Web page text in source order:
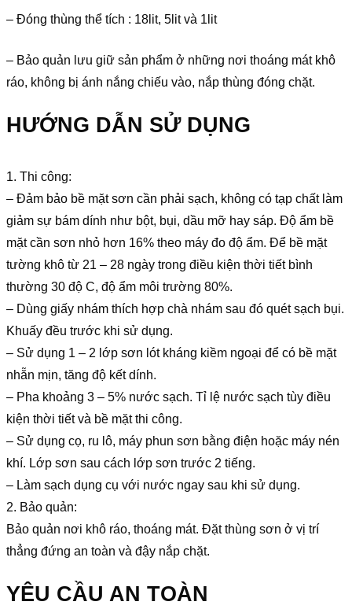
– Đóng thùng thể tích : 18lit, 5lit và 1lit
– Bảo quản lưu giữ sản phẩm ở những nơi thoáng mát khô
ráo, không bị ánh nắng chiếu vào, nắp thùng đóng chặt.
HƯỚNG DẪN SỬ DỤNG
1. Thi công:
– Đảm bảo bề mặt sơn cần phải sạch, không có tạp chất làm
giảm sự bám dính như bột, bụi, dầu mỡ hay sáp. Độ ẩm bề
mặt cần sơn nhỏ hơn 16% theo máy đo độ ẩm. Để bề mặt
tường khô từ 21 – 28 ngày trong điều kiện thời tiết bình
thường 30 độ C, độ ẩm môi trường 80%.
– Dùng giấy nhám thích hợp chà nhám sau đó quét sạch bụi.
Khuấy đều trước khi sử dụng.
– Sử dụng 1 – 2 lớp sơn lót kháng kiềm ngoại để có bề mặt
nhẵn mịn, tăng độ kết dính.
– Pha khoảng 3 – 5% nước sạch. Tỉ lệ nước sạch tùy điều
kiện thời tiết và bề mặt thi công.
– Sử dụng cọ, ru lô, máy phun sơn bằng điện hoặc máy nén
khí. Lớp sơn sau cách lớp sơn trước 2 tiếng.
– Làm sạch dụng cụ với nước ngay sau khi sử dụng.
2. Bảo quản:
Bảo quản nơi khô ráo, thoáng mát. Đặt thùng sơn ở vị trí
thẳng đứng an toàn và đậy nắp chặt.
YÊU CẦU AN TOÀN